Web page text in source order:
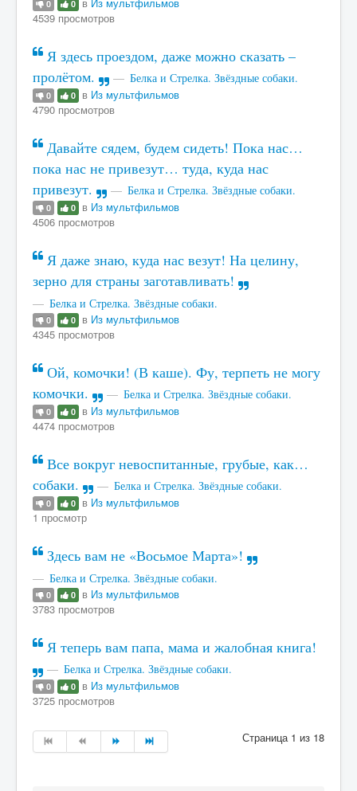
0 0
4539 просмотров
Я здесь проездом, даже можно сказать –
пролётом.
Белка и Стрелка. Звёздные собаки.
0 0 в Из мультфильмов
4790 просмотров
Давайте сядем, будем сидеть! Пока нас…
пока нас не привезут… туда, куда нас
привезут.
Белка и Стрелка. Звёздные собаки.
0 0 в Из мультфильмов
4506 просмотров
Я даже знаю, куда нас везут! На целину,
зерно для страны заготавливать!
Белка и Стрелка. Звёздные собаки.
0 0 в Из мультфильмов
4345 просмотров
Ой, комочки! (В каше). Фу, терпеть не могу
комочки.
Белка и Стрелка. Звёздные собаки.
0 0 в Из мультфильмов
4474 просмотров
Все вокруг невоспитанные, грубые, как…
собаки.
Белка и Стрелка. Звёздные собаки.
0 0 в Из мультфильмов
1 просмотр
Здесь вам не «Восьмое Марта»!
Белка и Стрелка. Звёздные собаки.
0 0 в Из мультфильмов
3783 просмотров
Я теперь вам папа, мама и жалобная книга!
Белка и Стрелка. Звёздные собаки.
0 0 в Из мультфильмов
3725 просмотров
Страница 1 из 18